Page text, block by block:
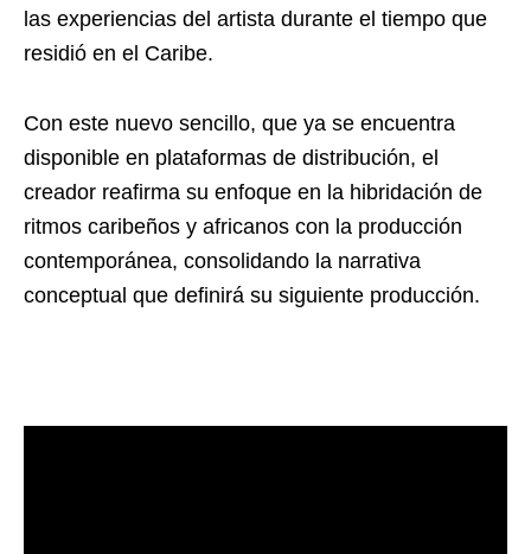
las experiencias del artista durante el tiempo que
residió en el Caribe.
Con este nuevo sencillo, que ya se encuentra
disponible en plataformas de distribución, el
creador reafirma su enfoque en la hibridación de
ritmos caribeños y africanos con la producción
contemporánea, consolidando la narrativa
conceptual que definirá su siguiente producción.